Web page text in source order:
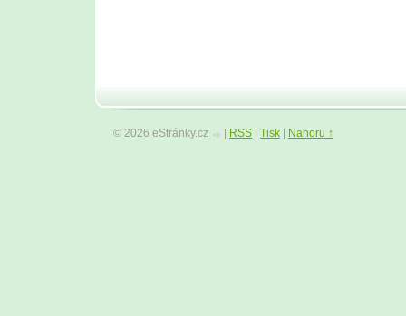
© 2026 eStránky.cz RSS Tisk Nahoru ↑